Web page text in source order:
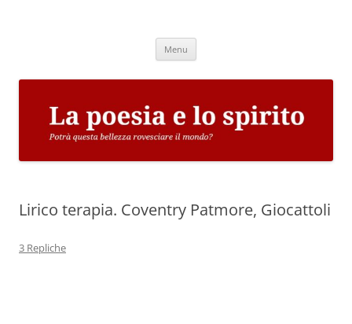
Menu
Lirico terapia. Coventry Patmore, Giocattoli
3 Repliche